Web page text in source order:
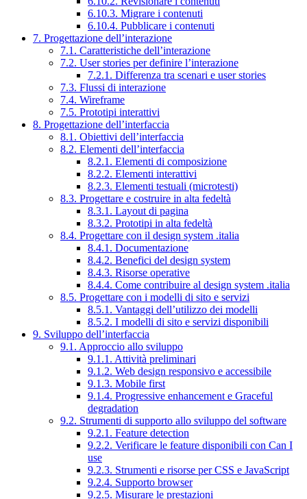
6.10.3. Migrare i contenuti
6.10.4. Pubblicare i contenuti
7. Progettazione dell’interazione
7.1. Caratteristiche dell’interazione
7.2. User stories per definire l’interazione
7.2.1. Differenza tra scenari e user stories
7.3. Flussi di interazione
7.4. Wireframe
7.5. Prototipi interattivi
8. Progettazione dell’interfaccia
8.1. Obiettivi dell’interfaccia
8.2. Elementi dell’interfaccia
8.2.1. Elementi di composizione
8.2.2. Elementi interattivi
8.2.3. Elementi testuali (microtesti)
8.3. Progettare e costruire in alta fedeltà
8.3.1. Layout di pagina
8.3.2. Prototipi in alta fedeltà
8.4. Progettare con il design system .italia
8.4.1. Documentazione
8.4.2. Benefici del design system
8.4.3. Risorse operative
8.4.4. Come contribuire al design system .italia
8.5. Progettare con i modelli di sito e servizi
8.5.1. Vantaggi dell’utilizzo dei modelli
8.5.2. I modelli di sito e servizi disponibili
9. Sviluppo dell’interfaccia
9.1. Approccio allo sviluppo
9.1.1. Attività preliminari
9.1.2. Web design responsivo e accessibile
9.1.3. Mobile first
9.1.4. Progressive enhancement e Graceful
degradation
9.2. Strumenti di supporto allo sviluppo del software
9.2.1. Feature detection
9.2.2. Verificare le feature disponibili con Can I
use
9.2.3. Strumenti e risorse per CSS e JavaScript
9.2.4. Supporto browser
9.2.5. Misurare le prestazioni